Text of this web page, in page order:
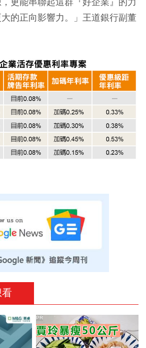
的正向影響力。」王道銀行副董
PR